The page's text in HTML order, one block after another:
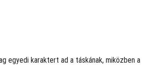
egyedi karaktert ad a táskának, miközben a